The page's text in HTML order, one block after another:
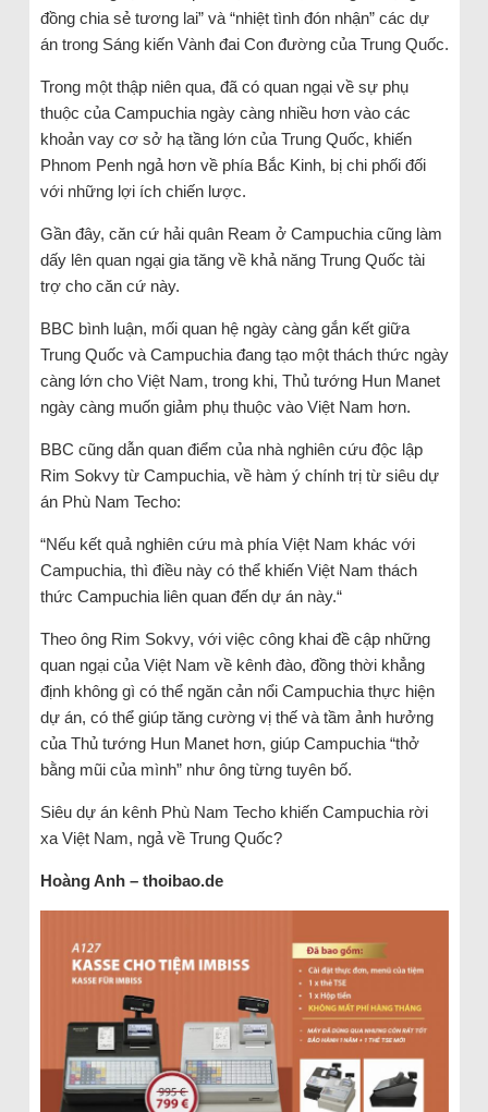
đồng chia sẻ tương lai” và “nhiệt tình đón nhận” các dự
án trong Sáng kiến Vành đai Con đường của Trung Quốc.
Trong một thập niên qua, đã có quan ngại về sự phụ
thuộc của Campuchia ngày càng nhiều hơn vào các
khoản vay cơ sở hạ tầng lớn của Trung Quốc, khiến
Phnom Penh ngả hơn về phía Bắc Kinh, bị chi phối đối
với những lợi ích chiến lược.
Gần đây, căn cứ hải quân Ream ở Campuchia cũng làm
dấy lên quan ngại gia tăng về khả năng Trung Quốc tài
trợ cho căn cứ này.
BBC bình luận, mối quan hệ ngày càng gắn kết giữa
Trung Quốc và Campuchia đang tạo một thách thức ngày
càng lớn cho Việt Nam, trong khi, Thủ tướng Hun Manet
ngày càng muốn giảm phụ thuộc vào Việt Nam hơn.
BBC cũng dẫn quan điểm của nhà nghiên cứu độc lập
Rim Sokvy từ Campuchia, về hàm ý chính trị từ siêu dự
án Phù Nam Techo:
“Nếu kết quả nghiên cứu mà phía Việt Nam khác với
Campuchia, thì điều này có thể khiến Việt Nam thách
thức Campuchia liên quan đến dự án này.“
Theo ông Rim Sokvy, với việc công khai đề cập những
quan ngại của Việt Nam về kênh đào, đồng thời khẳng
định không gì có thể ngăn cản nổi Campuchia thực hiện
dự án, có thể giúp tăng cường vị thế và tầm ảnh hưởng
của Thủ tướng Hun Manet hơn, giúp Campuchia “thở
bằng mũi của mình” như ông từng tuyên bố.
Siêu dự án kênh Phù Nam Techo khiến Campuchia rời
xa Việt Nam, ngả về Trung Quốc?
Hoàng Anh – thoibao.de